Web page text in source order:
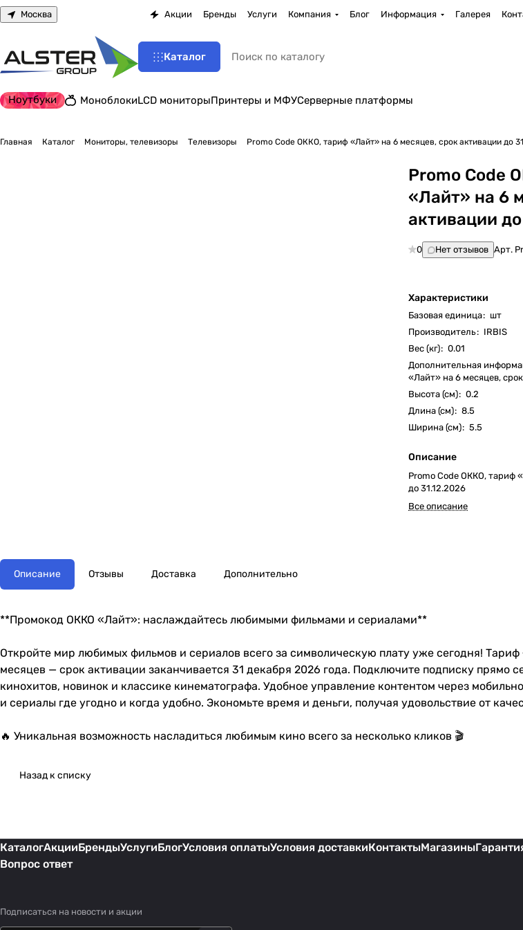
Москва Акции Бренды Услуги Компания Блог Информация Галерея
Каталог
Ноутбуки МоноблокиLCD мониторыПринтеры и МФУСерверные платформы
Главная Каталог Мониторы, телевизоры Телевизоры Promo Code ОККО, тариф «Лайт» на 6 месяцев, срок активации до
Promo Code
«Лайт» на 6
активации
0 Нет отзывов Арт.
Характеристики
Базовая единица: шт
Производитель: IRBIS
Вес (кг): 0.01
Дополнительная
«Лайт» на 6 месяцев,
Высота (см): 0.2
Длина (см): 8.5
Ширина (см): 5.5
Описание
Promo Code ОККО, тариф
до 31.12.2026
Все описание
Описание Отзывы Доставка Дополнительно
**Промокод ОККО «Лайт»: наслаждайтесь любимыми фильмами и сериалами**
Откройте мир любимых фильмов и сериалов всего за символическую плату уже сегодня!
месяцев — срок активации заканчивается 31 декабря 2026 года. Подключите подписку прямо
кинохитов, новинок и классике кинематографа. Удобное управление контентом через
и сериалы где угодно и когда удобно. Экономьте время и деньги, получая удовольствие от
🔥 Уникальная возможность насладиться любимым кино всего за несколько кликов 🎬
Назад к списку
КаталогАкцииБрендыУслугиБлогУсловия оплатыУсловия доставкиКонтактыМагазины
Вопрос ответ
Подписаться на новости и акции